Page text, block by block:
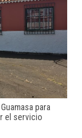
para
el servicio